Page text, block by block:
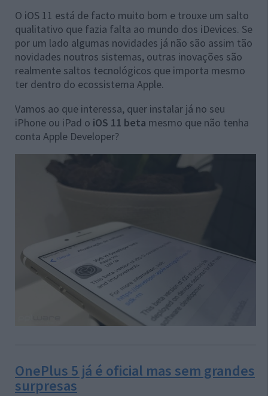
O iOS 11 está de facto muito bom e trouxe um salto
qualitativo que fazia falta ao mundo dos iDevices. Se
por um lado algumas novidades já não são assim tão
novidades noutros sistemas, outras inovações são
realmente saltos tecnológicos que importa mesmo
ter dentro do ecossistema Apple.
Vamos ao que interessa, quer instalar já no seu
iPhone ou iPad o iOS 11 beta mesmo que não tenha
conta Apple Developer?
OnePlus 5 já é oficial mas sem grandes
surpresas